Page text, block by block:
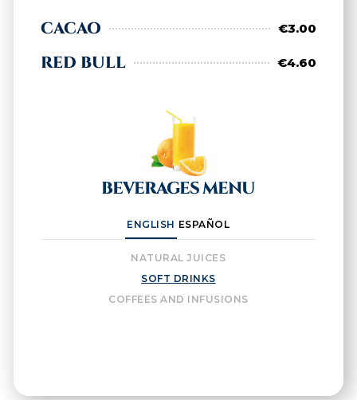
CACAO €3.00
RED BULL €4.60
BEVERAGES MENU
ENGLISH ESPAÑOL
NATURAL JUICES
SOFT DRINKS
COFFEES AND INFUSIONS